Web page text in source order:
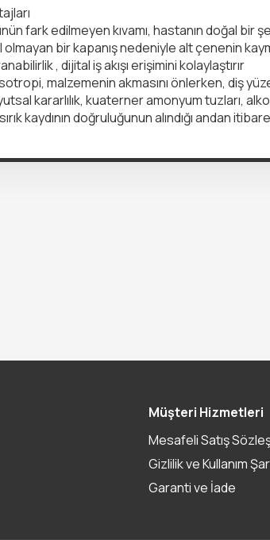
fark edilmeyen kıvamı, hastanın doğal bir
bir kapanış nedeniyle alt çenenin
, dijital iş akışı erişimini kolaylaştırır
malzemenin akmasını önlerken, diş
kararlılık, kuaterner amonyum tuzları,
kaydının doğruluğunun alındığı andan
Müşteri Hizmetleri
Mesafeli Satış
Gizlilik ve Kullanım
Garanti ve İade